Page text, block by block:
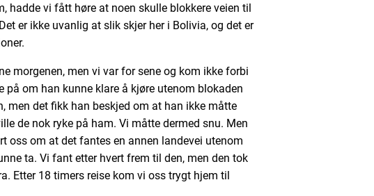
hadde vi fått høre at noen skulle blokkere veien til
er ikke uvanlig at slik skjer her i Bolivia, og det er
morgenen, men vi var for sene og kom ikke forbi
på om han kunne klare å kjøre utenom blokaden
men det fikk han beskjed om at han ikke måtte
de nok ryke på ham. Vi måtte dermed snu. Men
oss om at det fantes en annen landevei utenom
ta. Vi fant etter hvert frem til den, men den tok
Etter 18 timers reise kom vi oss trygt hjem til